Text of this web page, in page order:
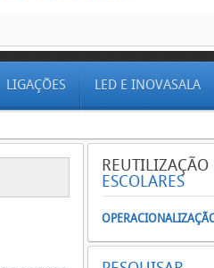
LIGAÇÕES LED E INOVASALA
REUTILIZAÇÃO
ESCOLARES